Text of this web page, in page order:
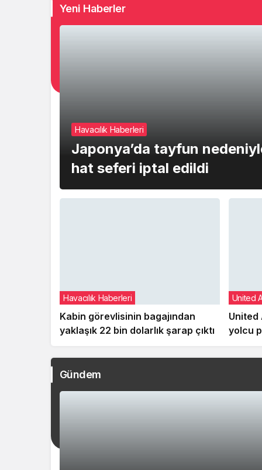
Yeni Haberler
Havacılık Haberleri
Japonya’da tayfun
hat seferi iptal edildi
Havacılık Haberleri
Kabin görevlisinin bagajından
yaklaşık 22 bin dolarlık şarap çıktı
United
United
yolcu
Gündem